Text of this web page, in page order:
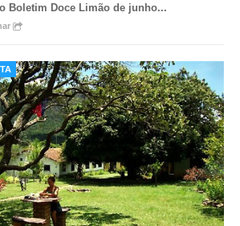
Boletim Doce Limão de junho...